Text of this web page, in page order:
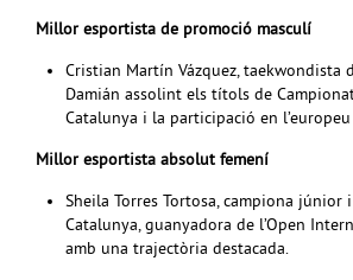
Millor esportista de promoció masculí
Cristian Martín Vázquez, taekwondista
Damián assolint els títols de
Catalunya i la participació en l’europeu
Millor esportista absolut femení
Sheila Torres Tortosa, campiona júnior
Catalunya, guanyadora de l’Open
amb una trajectòria destacada.